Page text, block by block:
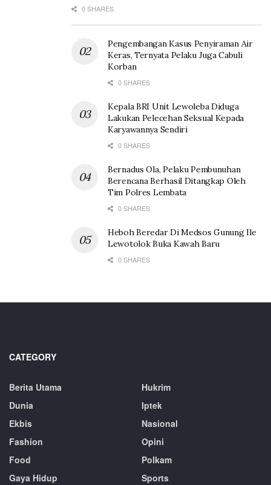
0 SHARES
Pengembangan Kasus Penyiraman Air
Keras, Ternyata Pelaku Juga Cabuli
Korban
0 SHARES
Kepala BRI Unit Lewoleba Diduga
Lakukan Pelecehan Seksual Kepada
Karyawannya Sendiri
0 SHARES
Bernadus Ola, Pelaku Pembunuhan
Berencana Berhasil Ditangkap Oleh
Tim Polres Lembata
0 SHARES
Heboh Beredar Di Medsos Gunung Ile
Lewotolok Buka Kawah Baru
0 SHARES
CATEGORY
Berita Utama
Dunia
Ekbis
Fashion
Food
Gaya Hidup
Hukrim
Iptek
Nasional
Opini
Polkam
Sports